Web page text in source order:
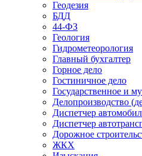
Геодезия
БДД
44-ФЗ
Геология
Гидрометеорология
Главный бухгалтер
Горное дело
Гостиничное дело
Государственное и
Делопроизводство
Диспетчер
Диспетчер
Дорожное
ЖКХ